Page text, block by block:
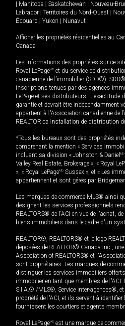
Manitoba Saskatchewan Nouveau-
Labrador
Territoires du Nord-Ouest
Édouard
Yukon Nunavut
Afficher les propriétés résidentielles au
Canada
Les informations des propriétés sur ce
Royal LePageMD et du service de
canadienne de l’immobilier (SDD®).
inscriptions tenues par des agences
LePage et ses distributeurs. L'exactitude
garantie et devrait être indépendamment
appartient à l'Association canadienne de
REALTOR.ca Installation de distribution
*Tous les bureaux sont des propriétés
comprenant la mention « Services
incluant sa division « Johnston & Daniel MD
Valley Real Estate, Brokerage », « Royal
», « Royal LePageMD Sussex », et « Les
appartiennent et sont gérés par
Les marques de commerce MLS® ainsi
désignent les services professionnels
REALTORS® de l'ACI en vue de l'achat,
biens immobiliers dans le cadre d'un
REALTOR®, REALTORS® et le logo
déposées de REALTOR® Canada Inc.,
Association of REALTORS® et
sont propriétaires. Les marques de
distinguer les services immobiliers
immobilier en tant que membres de
S.I.A.® /MLS®, Service inter-agences®,
propriété de l'ACI, et ils servent à
fournissent les courtiers et agents
Royal LePageMD est une marque de